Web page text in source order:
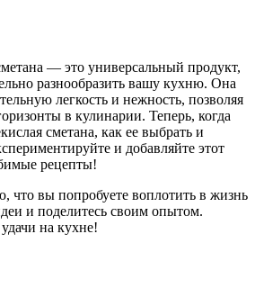
— это универсальный продукт,
разнообразить вашу кухню. Она
легкость и нежность, позволяя
в кулинарии. Теперь, когда
сметана, как ее выбрать и
и добавляйте этот
рецепты!
что вы попробуете воплотить в жизнь
и поделитесь своим опытом.
на кухне!